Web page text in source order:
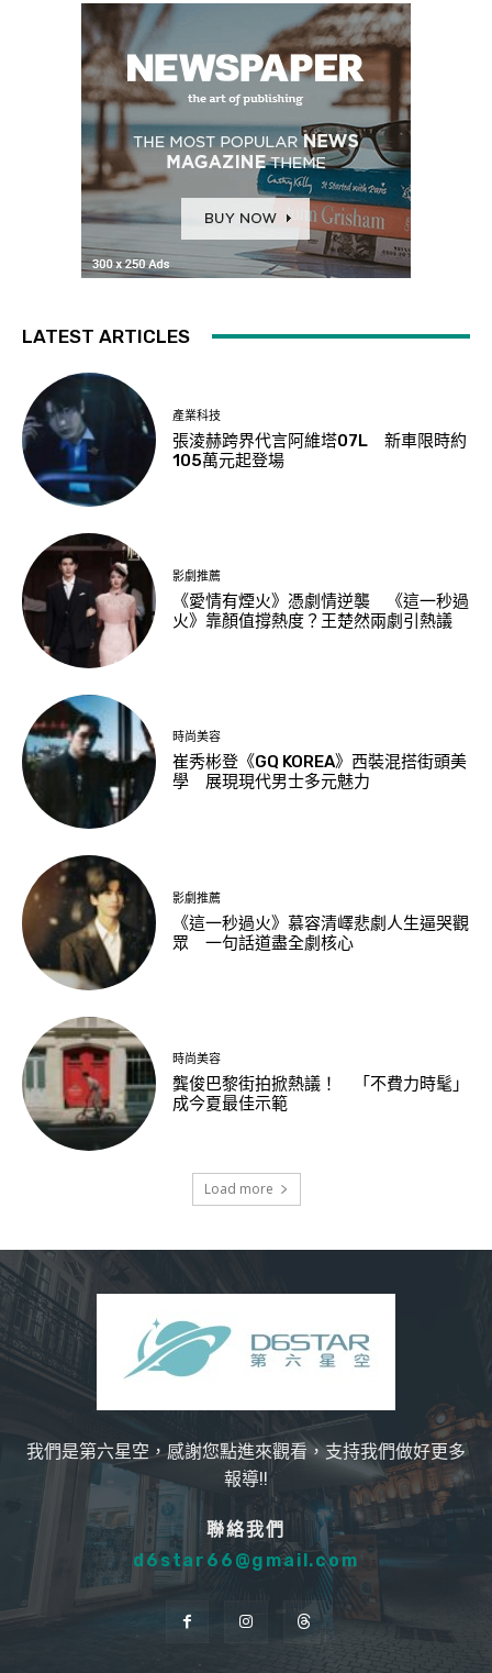
LATEST ARTICLES
產業科技
張淩赫跨界代言阿維塔07L 新車限時約
105萬元起登場
影劇推薦
《愛情有煙火》憑劇情逆襲 《這一秒過
火》靠顏值撐熱度？王楚然兩劇引熱議
時尚美容
崔秀彬登《GQ KOREA》西裝混搭街頭美
學 展現現代男士多元魅力
影劇推薦
《這一秒過火》慕容清嶧悲劇人生逼哭觀
眾 一句話道盡全劇核心
時尚美容
龔俊巴黎街拍掀熱議！ 「不費力時髦」
成今夏最佳示範
Load more
我們是第六星空，感謝您點進來觀看，支持我們做好更多
報導!!
聯絡我們
d6star66@gmail.com